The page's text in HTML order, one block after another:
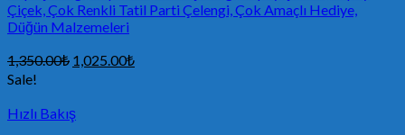
Çiçek, Çok Renkli Tatil Parti Çelengi, Çok Amaçlı Hediye,
Düğün Malzemeleri
1,350.00₺ 1,025.00₺
Sale!
Hızlı Bakış